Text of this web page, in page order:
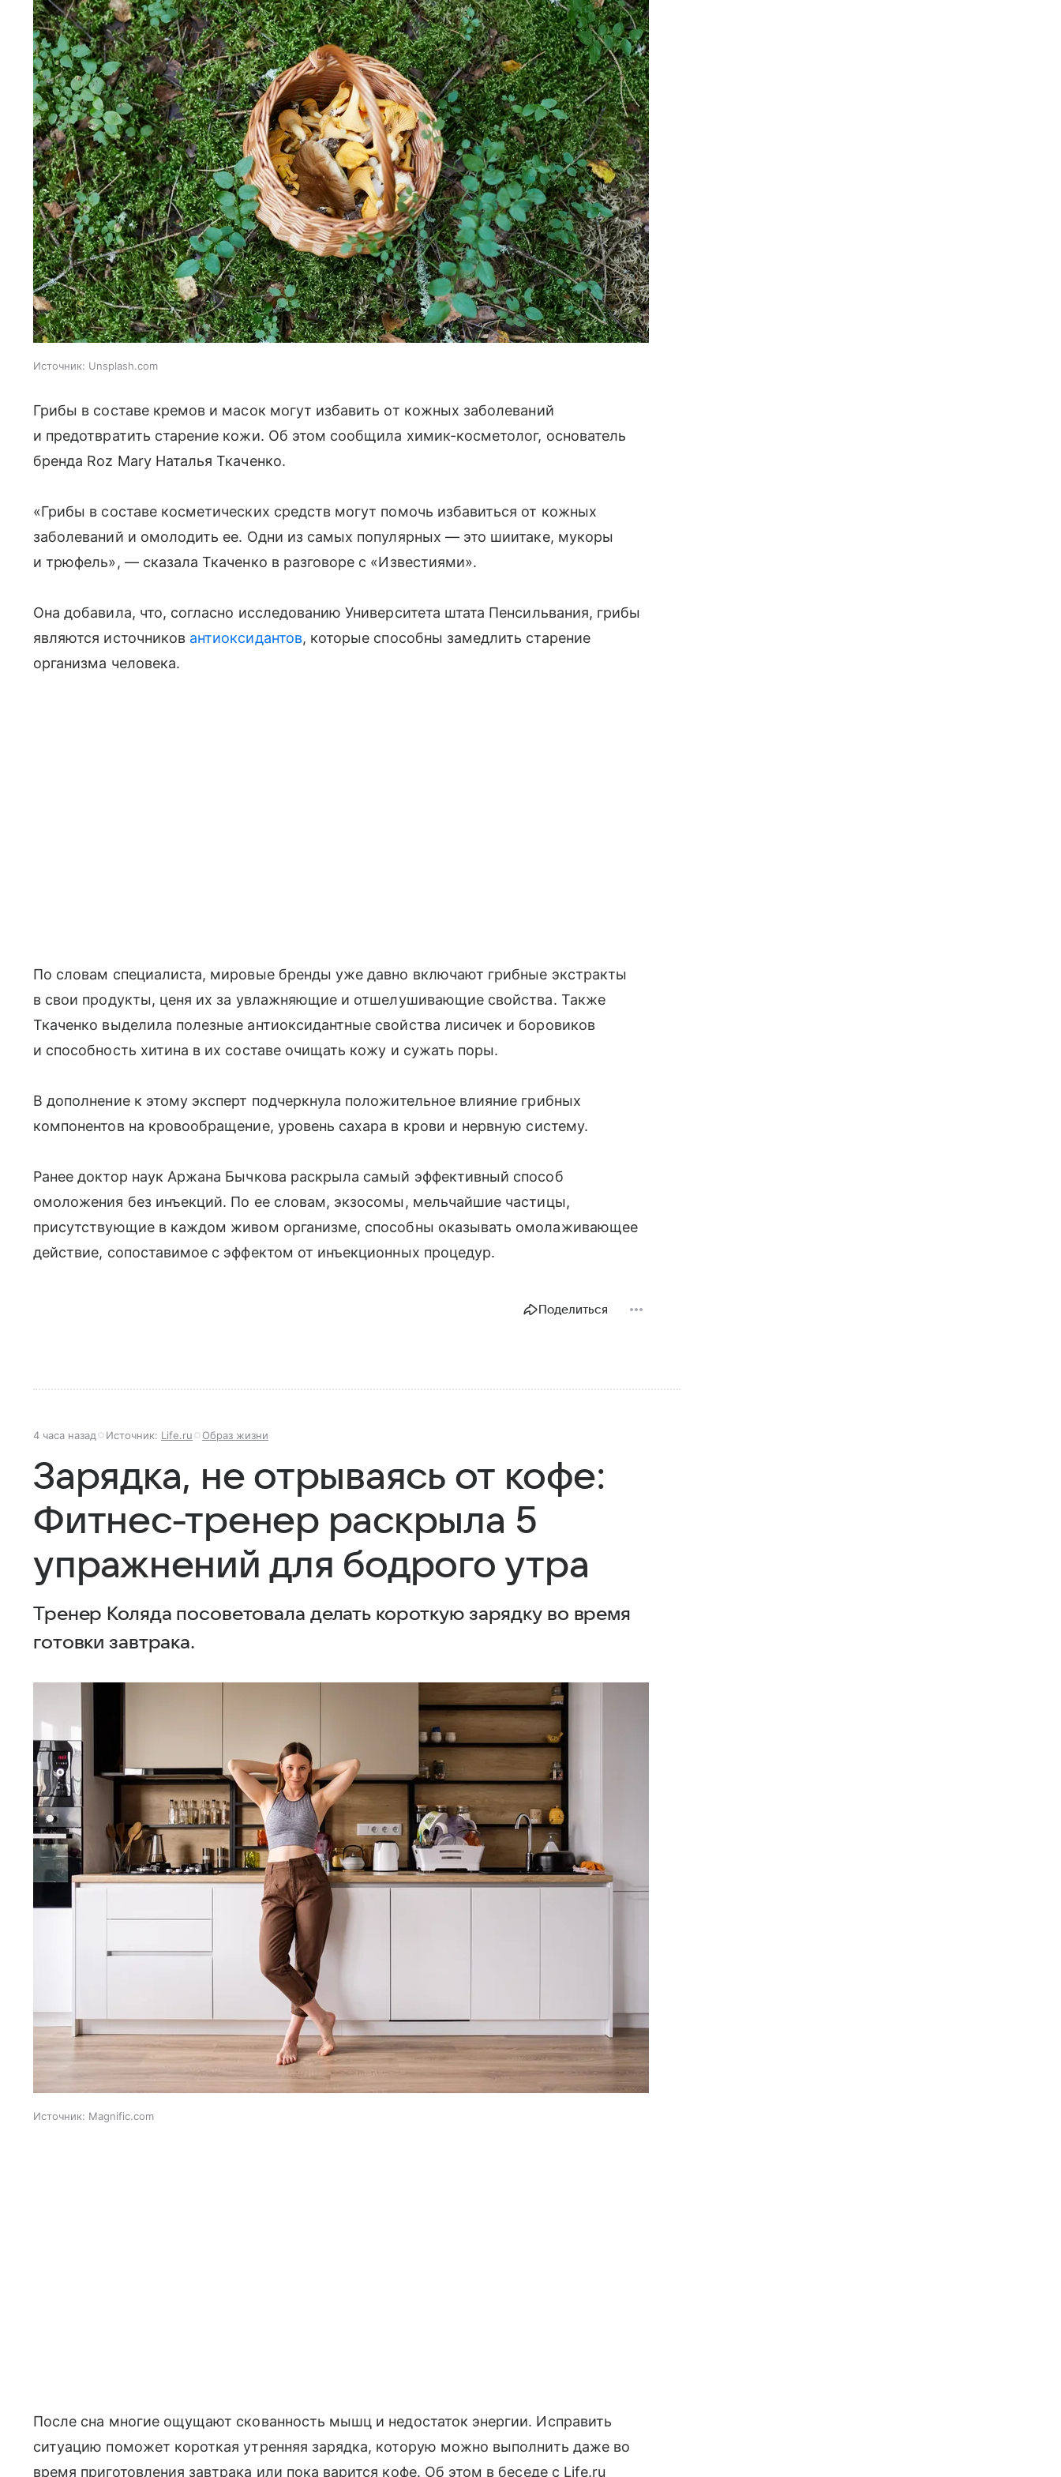
Источник: Unsplash.com
Грибы в составе кремов и масок могут избавить от кожных заболеваний
и предотвратить старение кожи. Об этом сообщила химик-косметолог, основатель
бренда Roz Mary Наталья Ткаченко.
«Грибы в составе косметических средств могут помочь избавиться от кожных
заболеваний и омолодить ее. Одни из самых популярных — это шиитаке, мукоры
и трюфель», — сказала Ткаченко в разговоре с «Известиями».
Она добавила, что, согласно исследованию Университета штата Пенсильвания, грибы
являются источников антиоксидантов, которые способны замедлить старение
организма человека.
По словам специалиста, мировые бренды уже давно включают грибные экстракты
в свои продукты, ценя их за увлажняющие и отшелушивающие свойства. Также
Ткаченко выделила полезные антиоксидантные свойства лисичек и боровиков
и способность хитина в их составе очищать кожу и сужать поры.
В дополнение к этому эксперт подчеркнула положительное влияние грибных
компонентов на кровообращение, уровень сахара в крови и нервную систему.
Ранее доктор наук Аржана Бычкова раскрыла самый эффективный способ
омоложения без инъекций. По ее словам, экзосомы, мельчайшие частицы,
присутствующие в каждом живом организме, способны оказывать омолаживающее
действие, сопоставимое с эффектом от инъекционных процедур.
Поделиться
4 часа назад Источник: Life.ru Образ жизни
Зарядка, не отрываясь от кофе:
Фитнес-тренер раскрыла 5
упражнений для бодрого утра
Тренер Коляда посоветовала делать короткую зарядку во время
готовки завтрака.
Источник: Magnific.com
После сна многие ощущают скованность мышц и недостаток энергии. Исправить
ситуацию поможет короткая утренняя зарядка, которую можно выполнить даже во
время приготовления завтрака или пока варится кофе. Об этом в беседе с Life.ru